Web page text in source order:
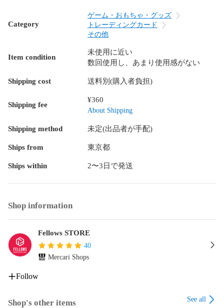
Category
ゲーム・おもちゃ・グッズ
トレーディングカード
その他
Item condition
未使用に近い
数回使用し、あまり使用感がない
Shipping cost 送料別(購入者負担)
Shipping fee
¥360
About Shipping
Shipping method 未定(出品者が手配)
Ships from 東京都
Ships within 2〜3日で発送
Shop information
Fellows STORE
40
Mercari Shops
Follow
Shop's other items See all